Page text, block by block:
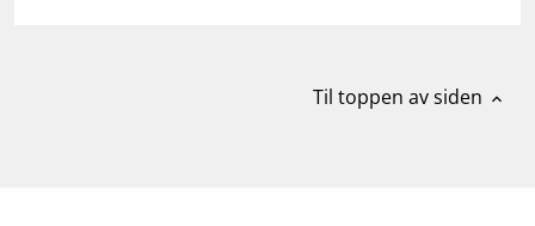
Til toppen av siden expand_less